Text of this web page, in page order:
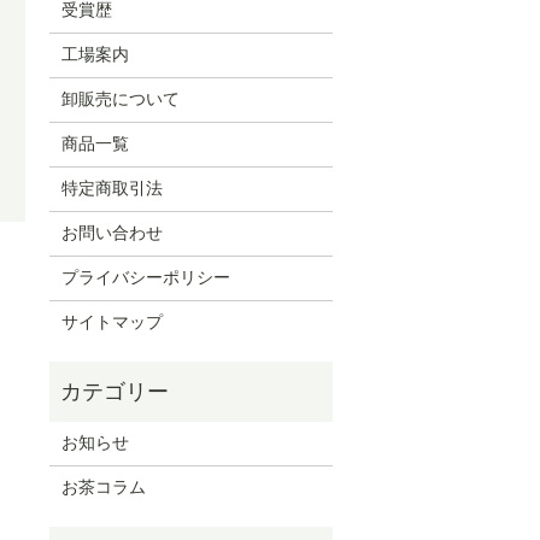
受賞歴
工場案内
卸販売について
商品一覧
特定商取引法
お問い合わせ
プライバシーポリシー
サイトマップ
お知らせ
お茶コラム